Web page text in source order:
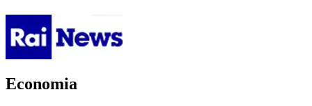
Economia